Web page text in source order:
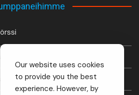
Our website uses cookies
to provide you the best
experience. However, by